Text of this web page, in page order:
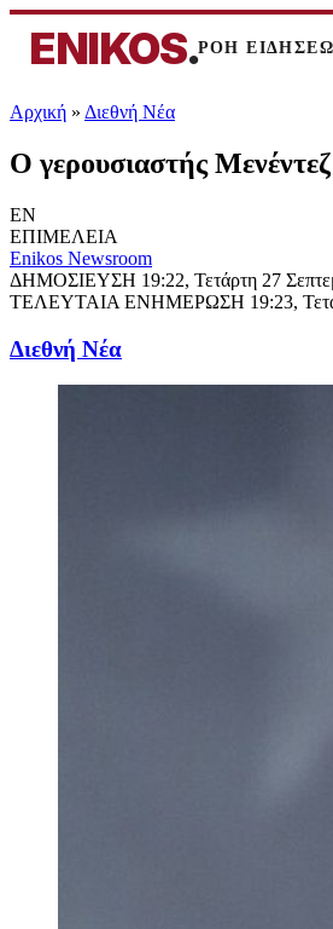
ENIKOS.ΡΟΗ
Αρχική » Διεθνή Νέα
Ο γερουσιαστής
EN
ΕΠΙΜΕΛΕΙΑ
Enikos Newsroom
ΔΗΜΟΣΙΕΥΣΗ 19:22, Τετάρτη 27
ΤΕΛΕΥΤΑΙΑ ΕΝΗΜΕΡΩΣΗ 19:23,
Διεθνή Νέα